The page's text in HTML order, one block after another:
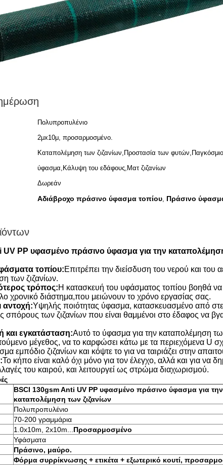
Πολυπροπυλένιο
2μx10μ, προσαρμοσμένο.
Καταπολέμηση των ζιζανίων,Προστασία των φυτών,Παγκόσμιο
ύφασμα,Κάλυψη του εδάφους,Ματ ζιζανίων
Δωρεάν
Αδιάβροχο πράσινο ύφασμα τοπίου, Πράσινο
UV PP υφασμένο πράσινο ύφασμα για την
τοπίου:Επιτρέπει την διείσδυση του νερού και
των ζιζανίων.
τρόπος:Η κατασκευή του υφάσματος τοπίου βοηθά να
χρονικό διάστημα,που μειώνουν το χρόνο εργασίας σας.
αντοχή:Υψηλής ποιότητας ύφασμα, κατασκευασμένο από
σπόρους των ζιζανίων που είναι θαμμένοι στο έδαφος να
και εγκατάσταση:Αυτό το ύφασμα για την καταπολέμηση
μέγεθος, να το καρφώσει κάτω με τα περιεχόμενα U
εμπόδιο ζιζανίων και κόψτε το για να ταιριάζει στην
Το κήπο είναι καλό όχι μόνο για τον έλεγχο, αλλά και για να
του καιρού, και λειτουργεί ως στρώμα διαχωρισμού.
BSCI 130gsm Anti UV PP υφασμένο πράσινο ύφασμα για την
καταπολέμηση των ζιζανίων
Πολυπροπυλένιο
70-200 γραμμάρια
1.0x10m, 2x10m... Προσαρμοσμένο
Υφάσματα
Πράσινο, μαύρο.
Φόρμα συρρίκνωσης + ετικέτα + εξωτερικό κουτί,